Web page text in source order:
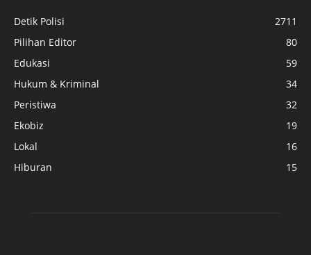
Detik Polisi
2711
Pilihan Editor
80
Edukasi
59
Hukum & Kriminal
34
Peristiwa
32
Ekobiz
19
Lokal
16
Hiburan
15